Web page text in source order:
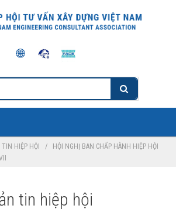
TIN HIỆP HỘI /
HỘI NGHỊ BAN CHẤP HÀNH HIỆP HỘI
tin hiệp hội